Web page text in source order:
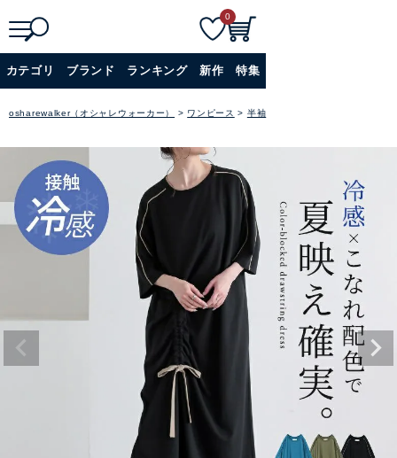
詳細検索
0
カテゴリ ブランド ランキング 新作 特集
osharewalker（オシャレウォーカー） ワンピース 半袖